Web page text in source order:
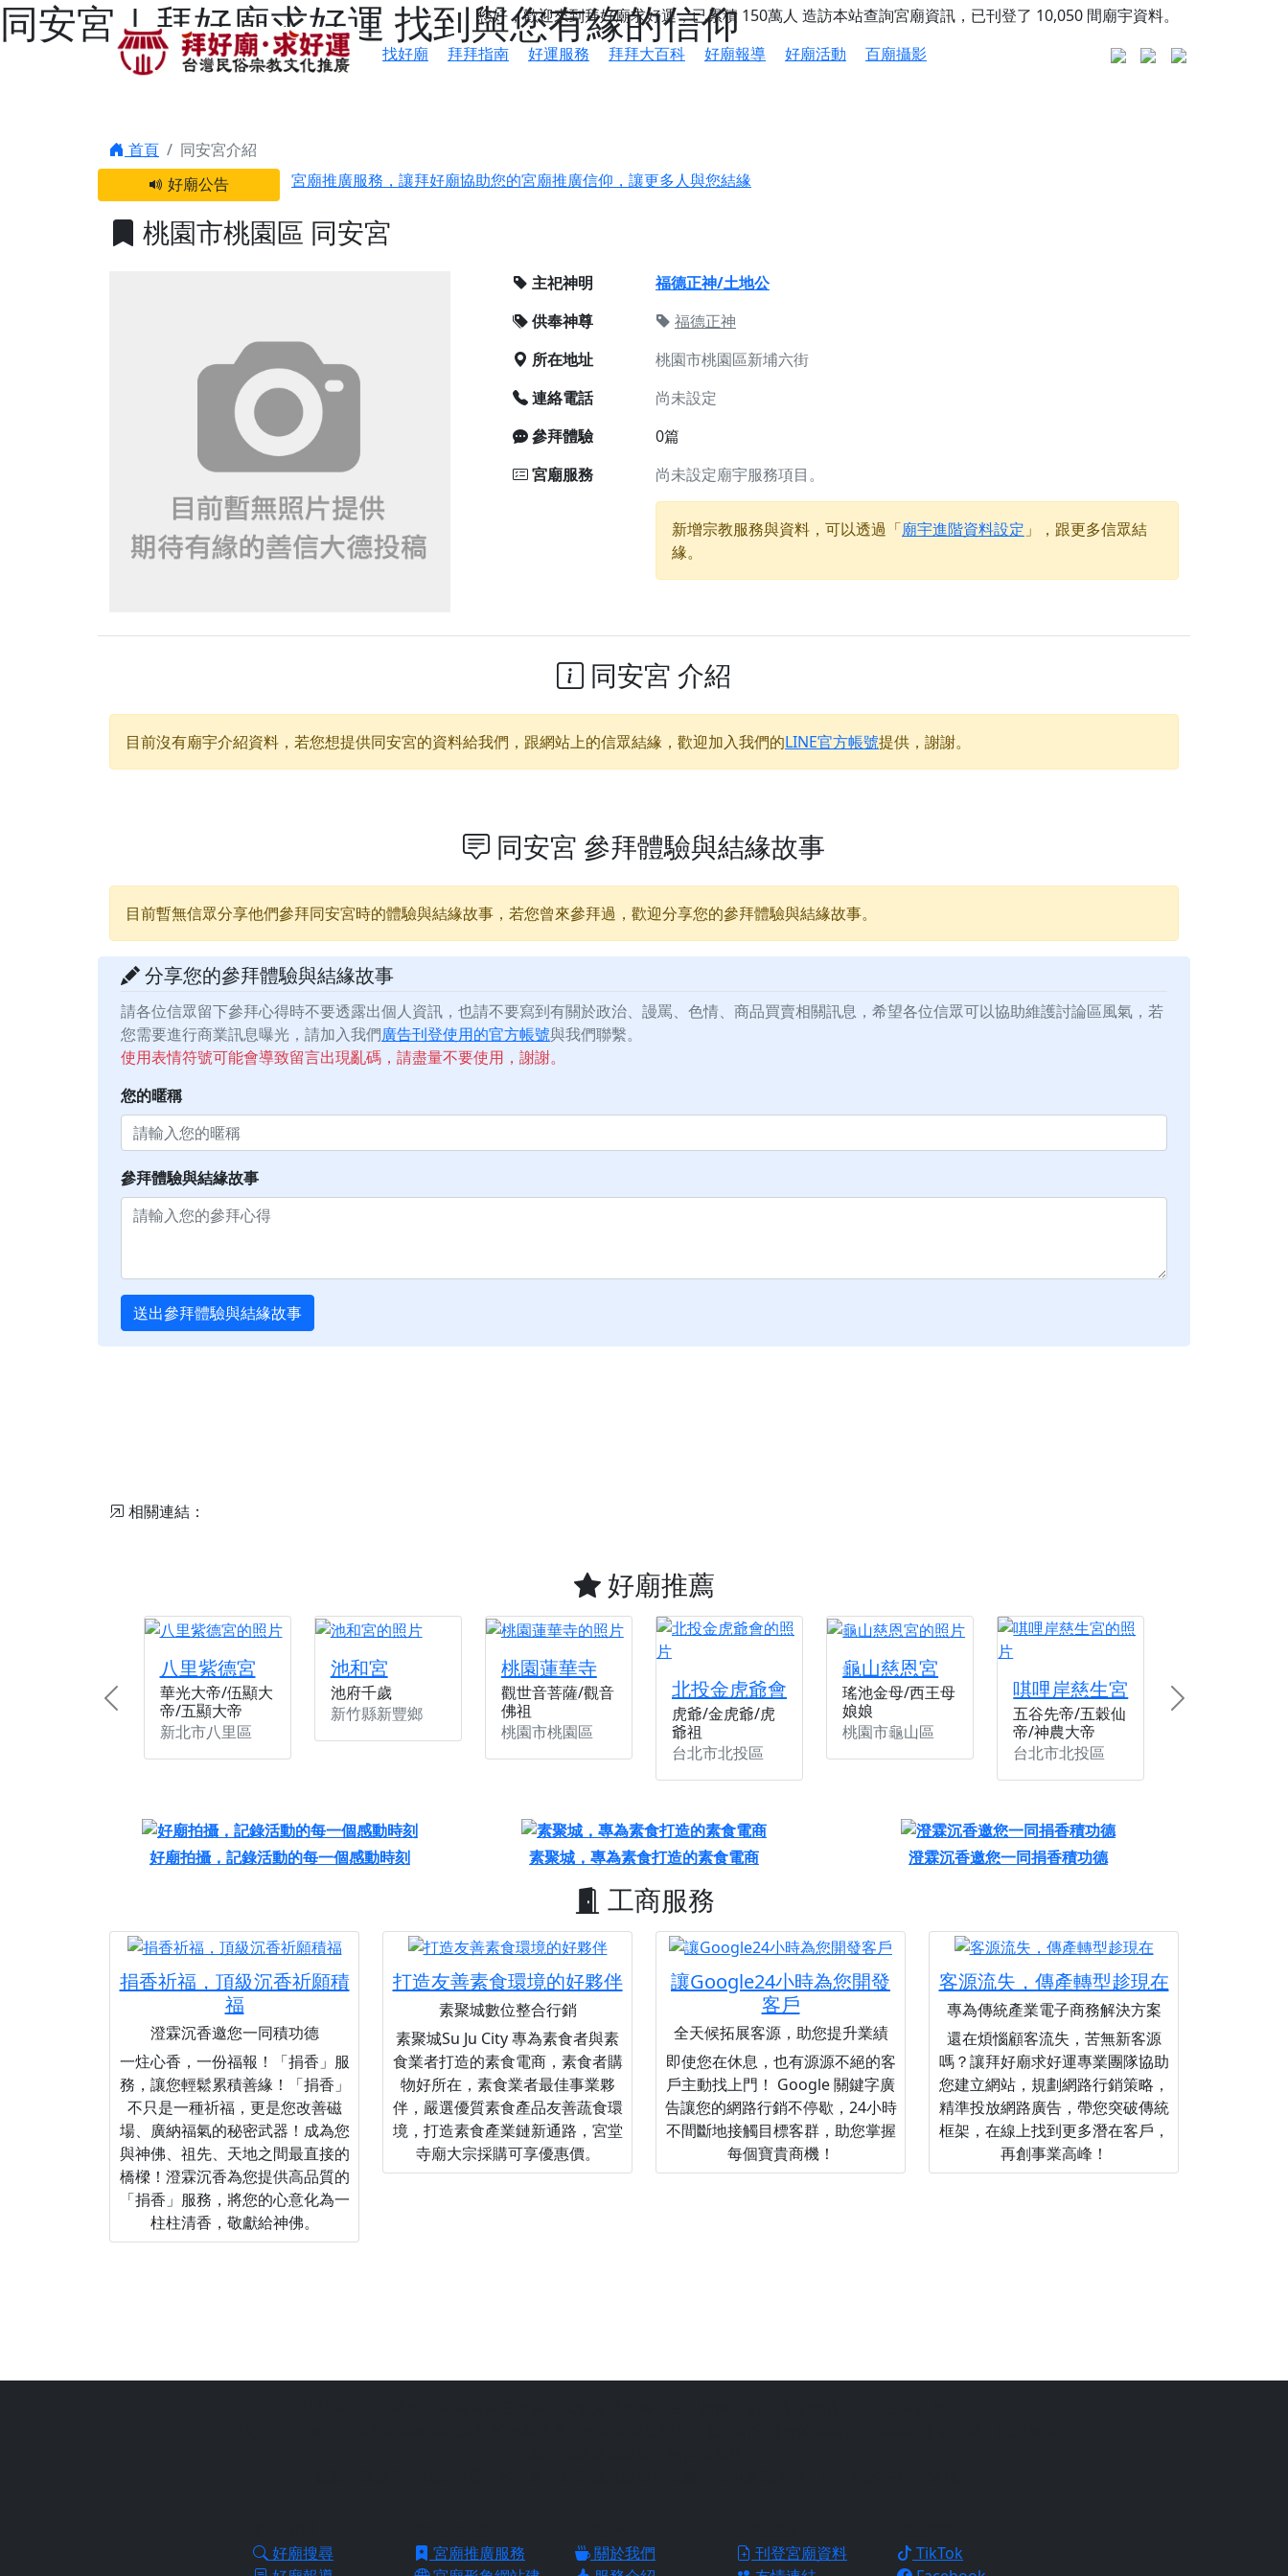
同安宮 | 拜好廟求好運 找到與您有緣的信仰
您好，歡迎來到拜好廟求好運，已累積 150萬人 造訪本站查詢宮廟資訊，已刊登了 10,050 間廟宇資料。
找好廟
拜拜指南 好運服務 拜拜大百科 好廟報導 好廟活動 百廟攝影
首頁
同安宮介紹
好廟公告
宮廟推廣服務，讓拜好廟協助您的宮廟推廣信仰，讓更多人與您結緣
之旅」！
【屏東縣獅子鄉 楓港清華山聖天宮】驪山母娘聖誕暨中元普渡大法會，誠邀十方善信大德，一同回到母娘慈悲座前，祈福納祥、慎
【桃園市 桃園蓮華寺】盂蘭盆中元報恩法會，這場法會不只是超薦與普渡，更是一份對祖先的感恩、對親人的思念，也是為家人祈
願平安順遂的慈悲心意。
【桃園龜山 慈恩宮】丙午年梁皇寶懺法會，一念虔誠禮寶懺，一分懺悔植福田，誠邀十方善信大德共同參與。
【新北貢寮 南極玉明殿】中元普渡大法會，誠摯歡迎十方善信大德隨喜贊普，為祖先親眷祈求安息，也為自身與家人累積福德、種
下善緣。
【桃園慈善宮(天公廟)】中元普渡交給專業的來，省時省力又積福！「玉皇大帝 大天尊」 親自坐鎮主法！幫你累積的功德福報自然
是「超級加倍」！
【台北北投 福慶宮】慶讚中元普渡法會，誠摯邀請十方善信大德，一同回到北投土地公埔，祈願闔家平安、地方祥和、福運綿長。
【桃園龜山 慈恩宮】瑤池金母聖誕祝壽盛典，邀請十方善信大德蒞臨參香祝壽，同沐母娘慈光，共祈平安吉祥
【新北八里 紫德宮】父親節奉茶感恩活動，一杯茶，一份心意；一句感謝，一生難忘。
【桃園新屋 深圳玄天宮】農曆七月擴大犒軍科儀，吉祥月不只有普渡祈福，也有一份感謝守護的虔誠心意
【桃園新屋 深圳玄天宮】七娘媽聖誕祝壽慶典，誠摯邀請十方善信大德攜家帶眷前來參香，共同向七娘媽祝壽祈福
桃園市桃園區 同安宮
主祀神明
福德正神/土地公
供奉神尊
福德正神
所在地址
桃園市桃園區新埔六街
連絡電話
尚未設定
參拜體驗
0篇
宮廟服務
尚未設定廟宇服務項目。
新增宗教服務與資料，可以透過「廟宇進階資料設定 」，跟更多信眾結
緣。
同安宮 介紹
目前沒有廟宇介紹資料，若您想提供同安宮的資料給我們，跟網站上的信眾結緣，歡迎加入我們的LINE官方帳號提供，謝謝。
同安宮 參拜體驗與結緣故事
目前暫無信眾分享他們參拜同安宮時的體驗與結緣故事，若您曾來參拜過，歡迎分享您的參拜體驗與結緣故事。
分享您的參拜體驗與結緣故事
請各位信眾留下參拜心得時不要透露出個人資訊，也請不要寫到有關於政治、謾罵、色情、商品買賣相關訊息，希望各位信眾可以協助維護討論區風氣，若
您需要進行商業訊息曝光，請加入我們廣告刊登使用的官方帳號與我們聯繫。
使用表情符號可能會導致留言出現亂碼，請盡量不要使用，謝謝。
您的暱稱
參拜體驗與結緣故事
送出參拜體驗與結緣故事
相關連結：
好廟推薦
八里紫德宮
華光大帝/伍顯大
帝/五顯大帝
新北市八里區
池和宮
池府千歲
新竹縣新豐鄉
桃園蓮華寺
觀世音菩薩/觀音
佛祖
桃園市桃園區
北投金虎爺會
虎爺/金虎爺/虎
爺祖
台北市北投區
龜山慈恩宮
瑤池金母/西王母
娘娘
桃園市龜山區
唭哩岸慈生宮
五谷先帝/五穀仙
帝/神農大帝
台北市北投區
Previous Next
好廟拍攝，記錄活動的每一個感動時刻 素聚城，專為素食打造的素食電商 澄霖沉香邀您一同捐香積功德
工商服務
捐香祈福，頂級沉香祈願積
福
澄霖沉香邀您一同積功德
一炷心香，一份福報！「捐香」服
務，讓您輕鬆累積善緣！「捐香」
不只是一種祈福，更是您改善磁
場、廣納福氣的秘密武器！成為您
與神佛、祖先、天地之間最直接的
橋樑！澄霖沉香為您提供高品質的
「捐香」服務，將您的心意化為一
柱柱清香，敬獻給神佛。
打造友善素食環境的好夥伴
素聚城數位整合行銷
素聚城Su Ju City 專為素食者與素
食業者打造的素食電商，素食者購
物好所在，素食業者最佳事業夥
伴，嚴選優質素食產品友善蔬食環
境，打造素食產業鏈新通路，宮堂
寺廟大宗採購可享優惠價。
讓Google24小時為您開發
客戶
全天候拓展客源，助您提升業績
即使您在休息，也有源源不絕的客
戶主動找上門！ Google 關鍵字廣
告讓您的網路行銷不停歇，24小時
不間斷地接觸目標客群，助您掌握
每個寶貴商機！
客源流失，傳產轉型趁現在
專為傳統產業電子商務解決方案
還在煩惱顧客流失，苦無新客源
嗎？讓拜好廟求好運專業團隊協助
您建立網站，規劃網路行銷策略，
精準投放網路廣告，帶您突破傳統
框架，在線上找到更多潛在客戶，
再創事業高峰！
好廟搜尋
宮廟推廣服務
關於我們
刊登宮廟資料
TikTok